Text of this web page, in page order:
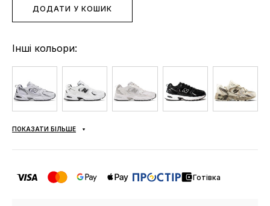
ДОДАТИ У КОШИК
Інші кольори:
ПОКАЗАТИ БІЛЬШЕ
Готівка